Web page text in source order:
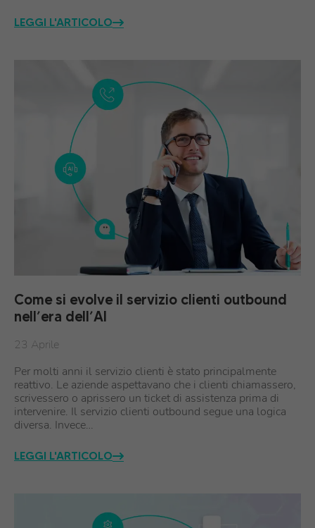
LEGGI L'ARTICOLO
Come si evolve il servizio clienti outbound
nell’era dell’AI
23 Aprile
Per molti anni il servizio clienti è stato principalmente
reattivo. Le aziende aspettavano che i clienti chiamassero,
scrivessero o aprissero un ticket di assistenza prima di
intervenire. Il servizio clienti outbound segue una logica
diversa. Invece…
LEGGI L'ARTICOLO